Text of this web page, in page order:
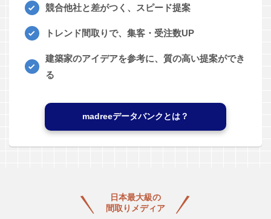
競合他社と差がつく、スピード提案
トレンド間取りで、集客・受注数UP
建築家のアイデアを参考に、質の高い提案ができ
る
madreeデータバンクとは？
日本最大級の
間取りメディア